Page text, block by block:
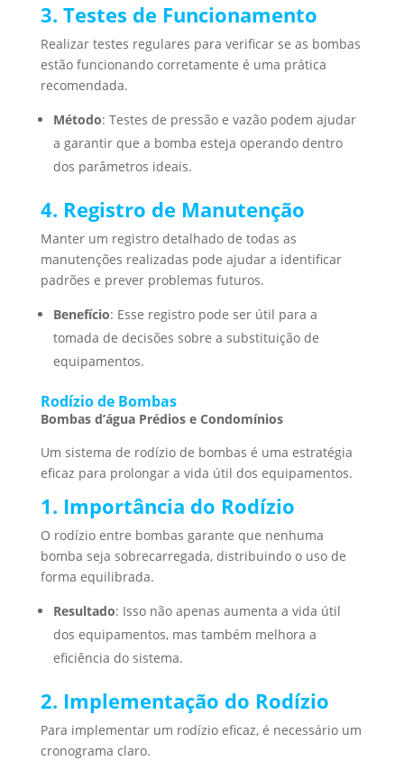
3. Testes de Funcionamento
Realizar testes regulares para verificar se as bombas
estão funcionando corretamente é uma prática
recomendada.
Método: Testes de pressão e vazão podem ajudar
a garantir que a bomba esteja operando dentro
dos parâmetros ideais.
4. Registro de Manutenção
Manter um registro detalhado de todas as
manutenções realizadas pode ajudar a identificar
padrões e prever problemas futuros.
Benefício: Esse registro pode ser útil para a
tomada de decisões sobre a substituição de
equipamentos.
Rodízio de Bombas
Bombas d’água Prédios e Condomínios
Um sistema de rodízio de bombas é uma estratégia
eficaz para prolongar a vida útil dos equipamentos.
1. Importância do Rodízio
O rodízio entre bombas garante que nenhuma
bomba seja sobrecarregada, distribuindo o uso de
forma equilibrada.
Resultado: Isso não apenas aumenta a vida útil
dos equipamentos, mas também melhora a
eficiência do sistema.
2. Implementação do Rodízio
Para implementar um rodízio eficaz, é necessário um
cronograma claro.